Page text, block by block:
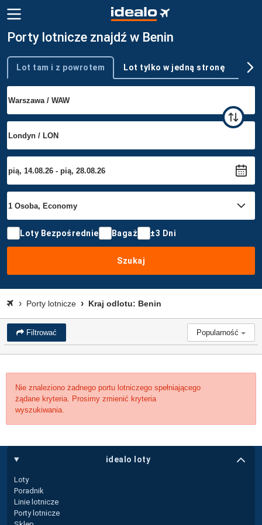
Porty lotnicze znajdź w Benin
Typ podróży
Lot tam i z powrotem Lot tylko w jedną stronę
Loty Bezpośrednie Bagaż ±3 Dni
Szukaj
Porty lotnicze Kraj odlotu: Benin
Filtrować Popularność
Nie znaleziono żadnego portu lotniczego spełniającego
żądane kryteria. Prosimy zmienić kryteria
wyszukiwania.
idealo loty
Loty
Poradnik
Linie lotnicze
Porty lotnicze